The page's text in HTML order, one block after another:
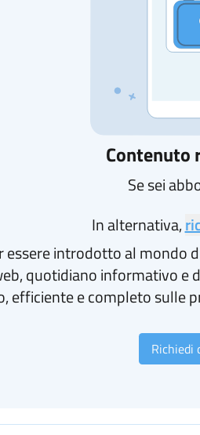
Contenuto
Se sei
In alternativa,
essere introdotto al mondo
quotidiano informativo e
efficiente e completo sulle
Richiedi